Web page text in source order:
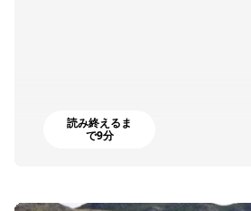
読み終えるま
で9分